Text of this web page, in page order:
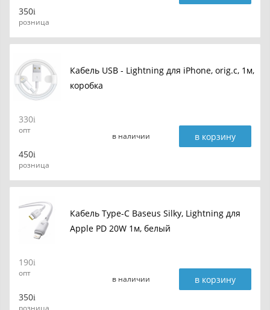
350
розница
Кабель USB - Lightning для iPhone, orig.c, 1м,
коробка
330
опт
450
розница
в наличии в корзину
Кабель Type-C Baseus Silky, Lightning для
Apple PD 20W 1м, белый
190
опт
350
розница
в наличии в корзину